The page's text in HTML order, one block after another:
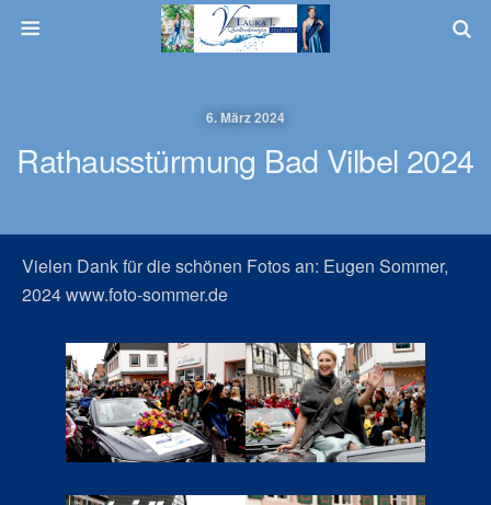
6. März 2024
Rathausstürmung Bad Vilbel 2024
Vielen Dank für die schönen Fotos an: Eugen Sommer,
2024 www.foto-sommer.de